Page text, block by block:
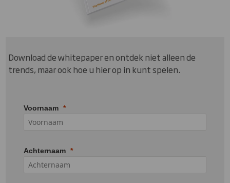
Download de whitepaper en ontdek niet alleen de
trends, maar ook hoe u hier op in kunt spelen.
Voornaam
Achternaam